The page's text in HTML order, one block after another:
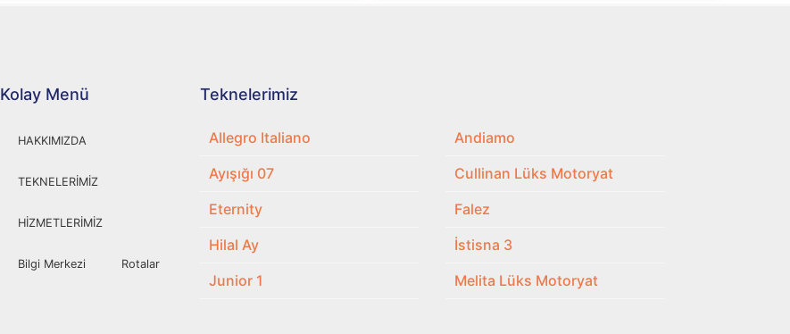
Kolay Menü
HAKKIMIZDA
TEKNELERİMİZ
HİZMETLERİMİZ
Bilgi Merkezi Rotalar
Teknelerimiz
Allegro Italiano
Andiamo
Ayışığı 07
Cullinan Lüks Motoryat
Eternity
Falez
Hilal Ay
İstisna 3
Junior 1
Melita Lüks Motoryat